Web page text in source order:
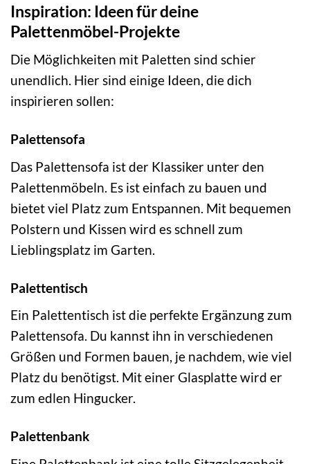
Inspiration: Ideen für deine
Palettenmöbel-Projekte
Die Möglichkeiten mit Paletten sind schier
unendlich. Hier sind einige Ideen, die dich
inspirieren sollen:
Palettensofa
Das Palettensofa ist der Klassiker unter den
Palettenmöbeln. Es ist einfach zu bauen und
bietet viel Platz zum Entspannen. Mit bequemen
Polstern und Kissen wird es schnell zum
Lieblingsplatz im Garten.
Palettentisch
Ein Palettentisch ist die perfekte Ergänzung zum
Palettensofa. Du kannst ihn in verschiedenen
Größen und Formen bauen, je nachdem, wie viel
Platz du benötigst. Mit einer Glasplatte wird er
zum edlen Hingucker.
Palettenbank